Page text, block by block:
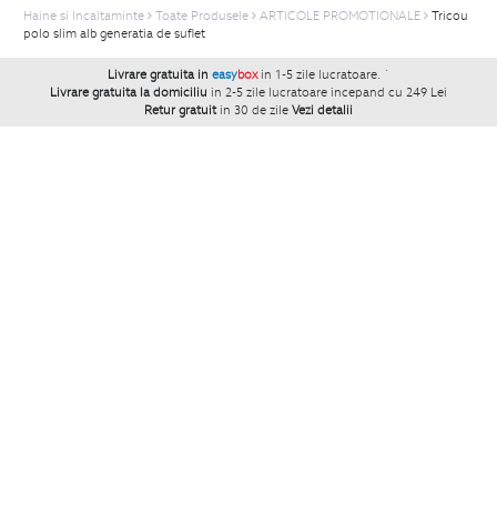
Haine si Incaltaminte Toate Produsele ARTICOLE PROMOTIONALE
Tricou
polo slim alb generatia de suflet
Livrare gratuita in easybox in 1-5 zile lucratoare. `
Livrare gratuita la domiciliu in 2-5 zile lucratoare incepand cu 249 Lei
Retur gratuit in 30 de zile Vezi detalii